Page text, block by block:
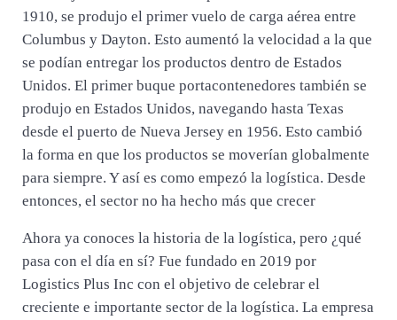
1910, se produjo el primer vuelo de carga aérea entre
Columbus y Dayton. Esto aumentó la velocidad a la que
se podían entregar los productos dentro de Estados
Unidos. El primer buque portacontenedores también se
produjo en Estados Unidos, navegando hasta Texas
desde el puerto de Nueva Jersey en 1956. Esto cambió
la forma en que los productos se moverían globalmente
para siempre. Y así es como empezó la logística. Desde
entonces, el sector no ha hecho más que crecer
Ahora ya conoces la historia de la logística, pero ¿qué
pasa con el día en sí? Fue fundado en 2019 por
Logistics Plus Inc con el objetivo de celebrar el
creciente e importante sector de la logística. La empresa